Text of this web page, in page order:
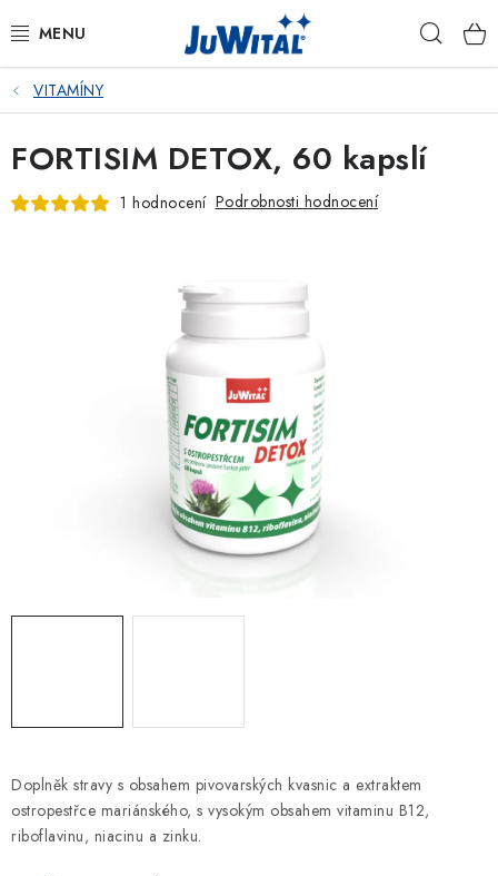
na
KATALOG
OCHRANNÉ NÁPOJE
VITAMÍNY
VITAMÍNY
Doplněk stravy s obsahem pivovarských kvasnic a extraktem
ostropestřce mariánského, s vysokým obsahem vitaminu B12,
riboflavinu, niacinu a zinku.
FORTISIM DETOX, 60 kapslí
1 hodnocení Podrobnosti hodnocení